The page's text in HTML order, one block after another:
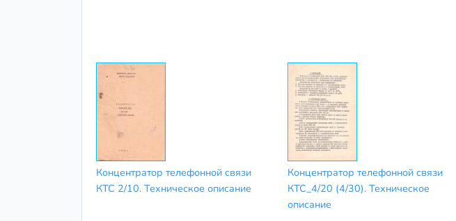
Концентратор телефонной связи
КТС 2/10. Техническое описание
Концентратор телефонной связи
КТС_4/20 (4/30). Техническое
описание